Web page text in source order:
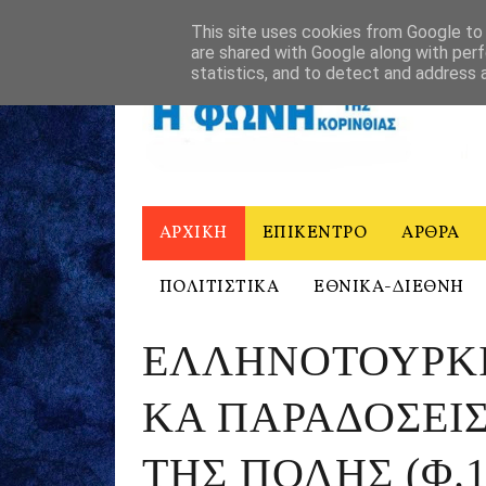
Η ΦΩΝΗ ΤΗΣ ΚΟΡΙΝΘΙΑΣ - ΙΣΤΟΡΙΚΟ
ΑΡΧΙΚΗ ΕΠΙΚΕΝΤΡΟ ΑΡΘΡΑ
ΠΟΛΙΤΙΣΤΙΚΑ ΕΘΝΙΚΑ-ΔΙΕΘΝΗ
ΚΑ
ΤΗΣ ΠΟΛΗΣ
This site uses cookies from Google
are shared with Google along with
statistics, and to detect and address